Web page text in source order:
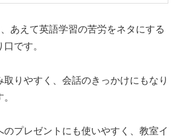
あえて英語学習の苦労をネタにする
です。
取りやすく、会話のきっかけにもなり
プレゼントにも使いやすく、教室イ